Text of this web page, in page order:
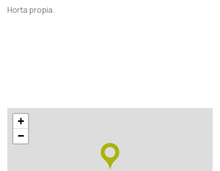
Horta propia.
+
−